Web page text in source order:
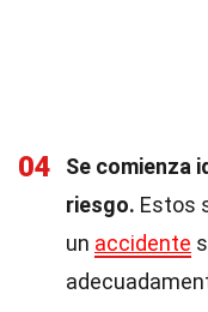
04
Se comienza
riesgo. Estos
un accidente